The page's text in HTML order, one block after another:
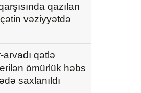
qazılan
vəziyyətdə
qətlə
ömürlük həbs
saxlanıldı